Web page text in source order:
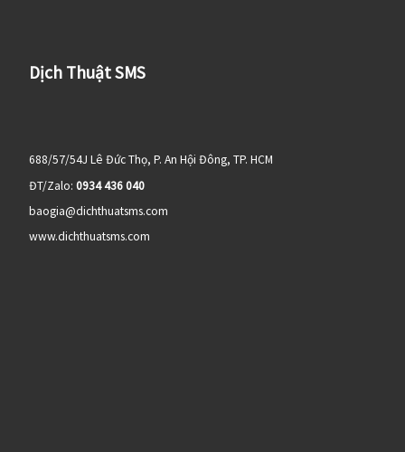
Dịch Thuật SMS
688/57/54J Lê Đức Thọ, P. An Hội Đông, TP. HCM
ĐT/Zalo: 0934 436 040
baogia@dichthuatsms.com
www.dichthuatsms.com